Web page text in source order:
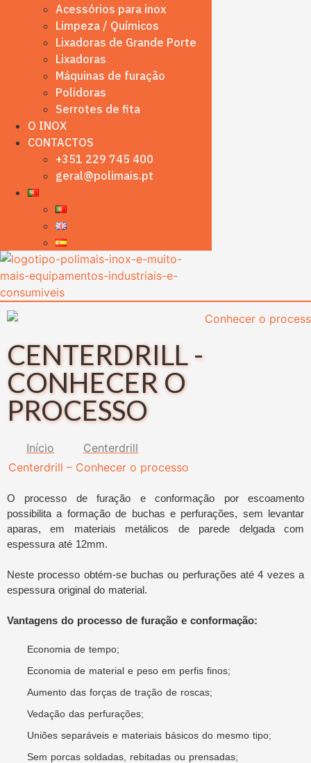
Acessórios para inox
Limpeza / Químicos
Lixadoras de Grande Porte
Lixadoras
Máquinas de furação
Polidoras
Serrotes de fita
O INOX
CONTACTOS
+351 229 745 400
geral@polimais.pt
CENTERDRILL -
CONHECER O
PROCESSO
Início
Centerdrill
Centerdrill – Conhecer o processo
O processo de furação e conformação por escoamento
possibilita a formação de buchas e perfurações, sem levantar
aparas, em materiais metálicos de parede delgada com
espessura até 12mm.
Neste processo obtém-se buchas ou perfurações até 4 vezes a
espessura original do material.
Vantagens do processo de furação e conformação:
Economia de tempo;
Economia de material e peso em perfis finos;
Aumento das forças de tração de roscas;
Vedação das perfurações;
Uniões separáveis e materiais básicos do mesmo tipo;
Sem porcas soldadas, rebitadas ou prensadas;